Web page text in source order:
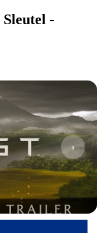
Sleutel -